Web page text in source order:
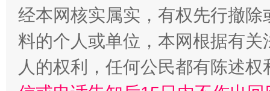
经本网核实属实，有权先行撤
料的个人或单位，本网根据有
人的权利，任何公民都有陈述